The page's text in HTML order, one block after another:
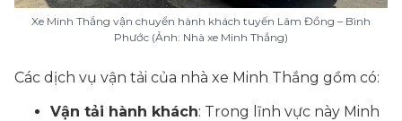
Xe Minh Thắng vận chuyển hành khách tuyến Lâm Đồng – Bình
Phước (Ảnh: Nhà xe Minh Thắng)
Các dịch vụ vận tải của nhà xe Minh Thắng gồm có:
Vận tải hành khách: Trong lĩnh vực này Minh